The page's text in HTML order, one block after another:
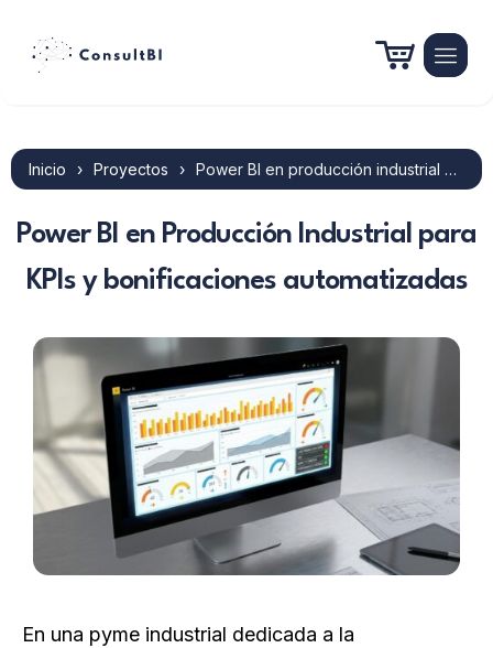
Inicio › Proyectos › Power BI en producción industrial y primas
Power BI en Producción Industrial para
KPIs y bonificaciones automatizadas
En una pyme industrial dedicada a la